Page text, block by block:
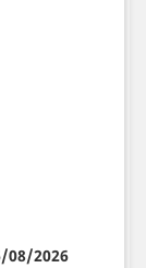
08/2026